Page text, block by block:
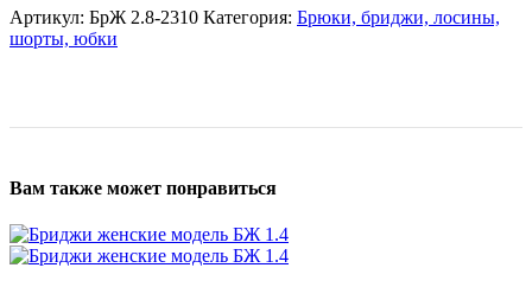
Артикул: БрЖ 2.8-2310 Категория: Брюки, бриджи, лосины,
шорты, юбки
Вам также может понравиться